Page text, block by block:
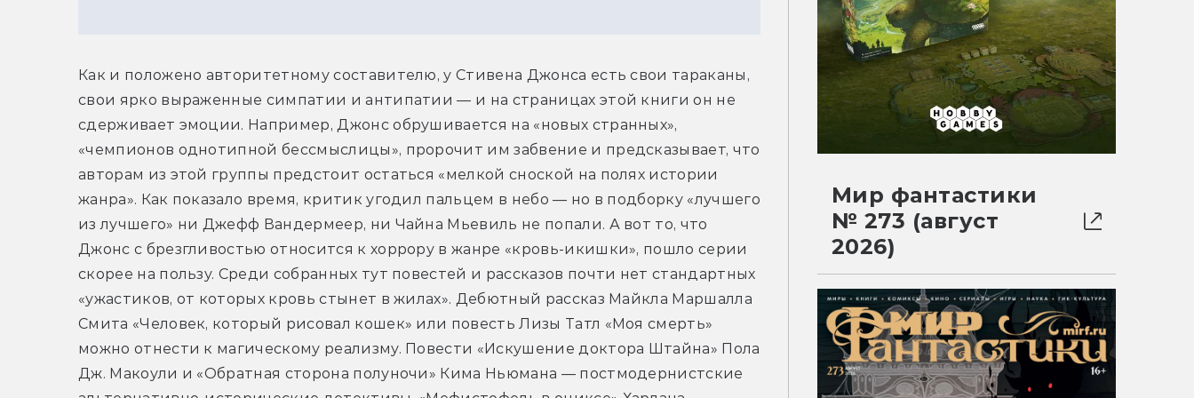
Как и положено авторитетному составителю, у Стивена Джонса есть свои тараканы,
свои ярко выраженные симпатии и антипатии — и на страницах этой книги он не
сдерживает эмоции. Например, Джонс обрушивается на «новых странных»,
«чемпионов однотипной бессмыслицы», пророчит им забвение и предсказывает, что
авторам из этой группы предстоит остаться «мелкой сноской на полях истории
жанра». Как показало время, критик угодил пальцем в небо — но в подборку «лучшего
из лучшего» ни Джефф Вандермеер, ни Чайна Мьевиль не попали. А вот то, что
Джонс с брезгливостью относится к хоррору в жанре «кровь-икишки», пошло серии
скорее на пользу. Среди собранных тут повестей и рассказов почти нет стандартных
«ужастиков, от которых кровь стынет в жилах». Дебютный рассказ Майкла Маршалла
Смита «Человек, который рисовал кошек» или повесть Лизы Татл «Моя смерть»
можно отнести к магическому реализму. Повести «Искушение доктора Штайна» Пола
Дж. Макоули и «Обратная сторона полуночи» Кима Ньюмана — постмодернистские
Мир фантастики
№ 273 (август
2026)